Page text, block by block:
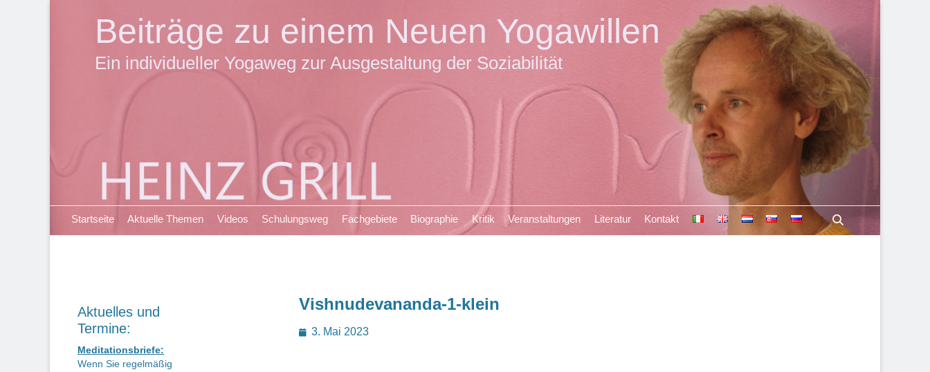
Beiträge zu einem Neuen Yogawillen
Ein individueller Yogaweg zur Ausgestaltung der Soziabilität
Primäres Menü
ZumStartseite Aktuelle Themen Videos Schulungsweg Fachgebiete Biographie Kritik Veranstaltungen Literatur Kontakt
Vishnudevananda-1-klein
Posted
3. Mai 2023
Aktuelles und
Termine:
Meditationsbriefe:
Wenn Sie regelmäßig